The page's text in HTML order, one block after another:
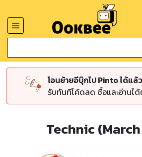
โอนย้ายอีบุ๊กไป Pinto ได้แล้
รับทันทีโค้ดลด ซื้อและอ่านไ
Technic